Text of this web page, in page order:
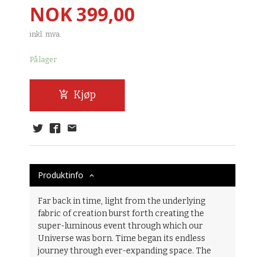
Pris
NOK399,00
inkl. mva.
På lager
Kjøp
Produktinfo
Far back in time, light from the underlying
fabric of creation burst forth creating the
super-luminous event through which our
Universe was born. Time began its endless
journey through ever-expanding space. The